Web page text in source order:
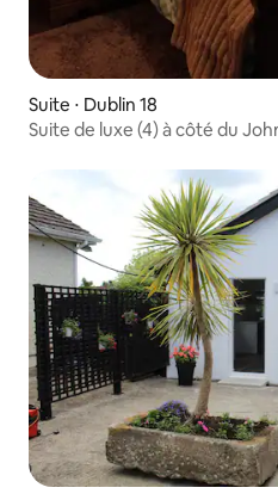
Suite ⋅ Dublin 18
Suite de luxe (4) à côté du